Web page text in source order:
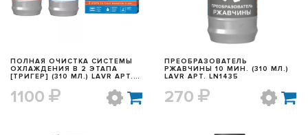
ПОЛНАЯ ОЧИСТКА СИСТЕМЫ
ОХЛАЖДЕНИЯ В 2 ЭТАПА
[ТРИГЕР] (310 МЛ.) LAVR АРТ.
1100
ПРЕОБРАЗОВАТЕЛЬ
РЖАВЧИНЫ 10 МИН. (310 МЛ.)
LAVR АРТ. LN1435
270